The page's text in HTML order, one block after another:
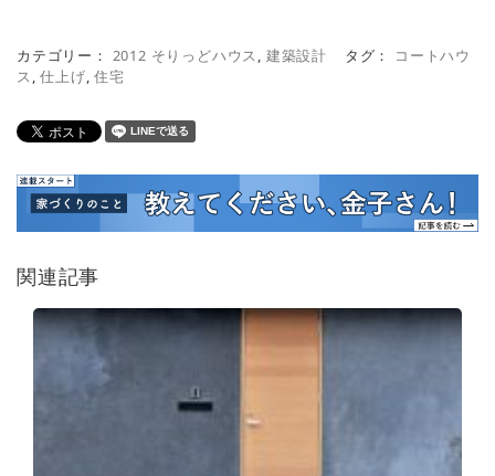
カテゴリー： 2012 そりっどハウス , 建築設計 タグ：
コートハウ
ス ,仕上げ,住宅
関連記事